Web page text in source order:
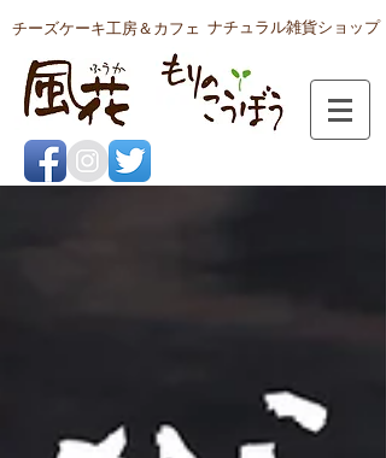
チーズケーキ工房＆カフェ ナチュラル雑貨ショップ